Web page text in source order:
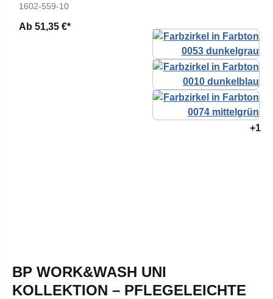
1602-559-10
Ab 51,35 €*
+1
BP WORK&WASH UNI
KOLLEKTION – PFLEGELEICHTE